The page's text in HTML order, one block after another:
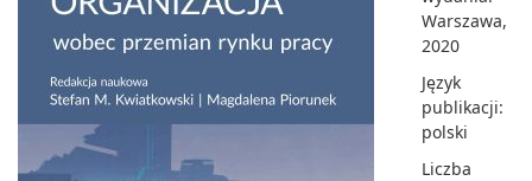
Warszawa,
2020
Język
publikacji:
polski
Liczba